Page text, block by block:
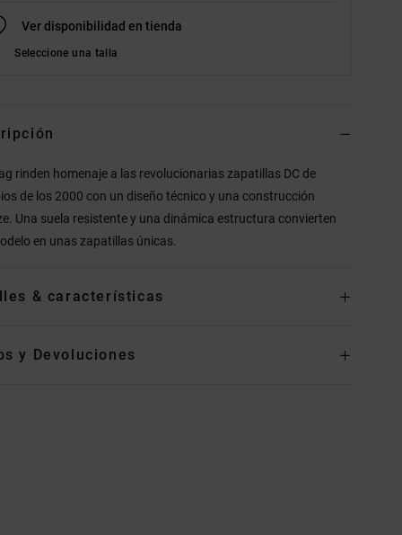
Ver disponibilidad en tienda
Seleccione una talla
rinden homenaje a las revolucionarias zapatillas DC de
de los 2000 con un diseño técnico y una construcción
Una suela resistente y una dinámica estructura convierten
en unas zapatillas únicas.
& características
y Devoluciones